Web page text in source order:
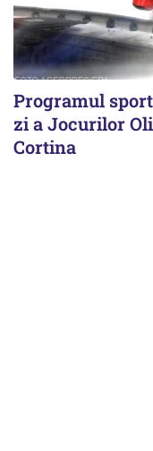
Programul
zi a Jocurilor
Cortina